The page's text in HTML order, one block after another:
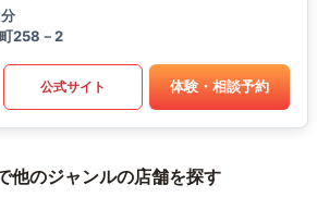
258－2
公式サイト 体験・相談予約
他のジャンルの店舗を探す